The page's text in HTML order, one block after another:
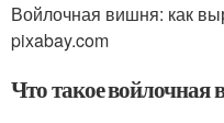
Войлочная вишня: как
pixabay.com
Что такое войлочная